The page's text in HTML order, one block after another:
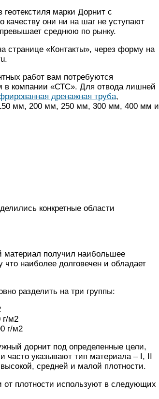
марки Дорнит с
они ни на шаг не уступают
среднюю по рынку.
странице «Контакты», через форму на
работ вам потребуются
в компании «СТС». Для отвода лишней
дренажная труба,
мм, 200 мм, 250 мм, 300 мм, 400 мм и
конкретные области
материал получил наибольшее
наиболее долговечен и обладает
разделить на три группы:
г/м2
г/м2
дорнит под определенные цели,
часто указывают тип материала – I, II
средней и малой плотности.
от плотности используют в следующих